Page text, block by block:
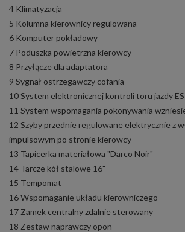
4 Klimatyzacja
5 Kolumna kierownicy regulowana
6 Komputer pokładowy
7 Poduszka powietrzna kierowcy
8 Przyłącze dla adaptatora
9 Sygnał ostrzegawczy cofania
10 System elektronicznej kontroli toru jazdy
11 System wspomagania pokonywania
12 Szyby przednie regulowane elektrycznie z
impulsowym po stronie kierowcy
13 Tapicerka materiałowa "Darco Noir"
14 Tarcze kół stalowe 16"
15 Tempomat
16 Wspomaganie układu kierowniczego
17 Zamek centralny zdalnie sterowany
18 Zestaw naprawczy opon